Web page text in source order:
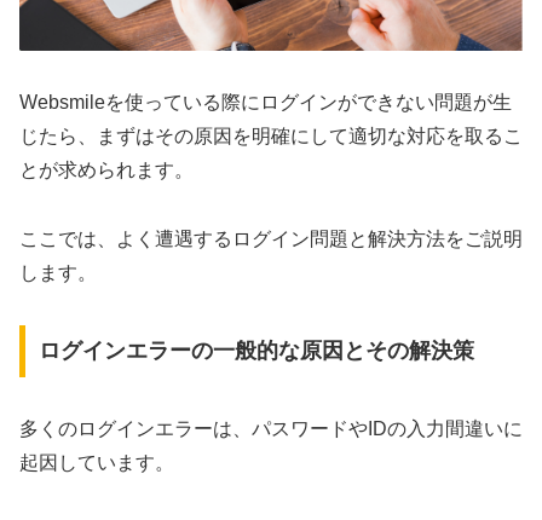
Websmileを使っている際にログインができない問題が生
じたら、まずはその原因を明確にして適切な対応を取るこ
とが求められます。
ここでは、よく遭遇するログイン問題と解決方法をご説明
します。
ログインエラーの一般的な原因とその解決策
多くのログインエラーは、パスワードやIDの入力間違いに
起因しています。